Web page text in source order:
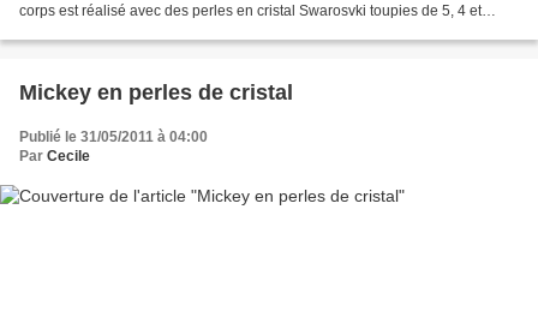
corps est réalisé avec des perles en cristal Swarosvki toupies de 5, 4 et
Mickey en perles de cristal
Publié le 31/05/2011 à 04:00
Par Cecile